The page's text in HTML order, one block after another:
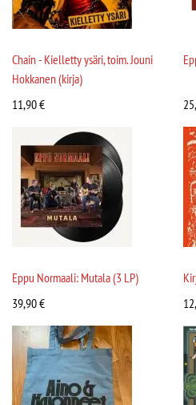
Chain - Kielletty ysäri, toim. Jouni
Hokkanen (kirja)
11,90€
Eppu Normaali: Mutala (3 LP)
39,90€